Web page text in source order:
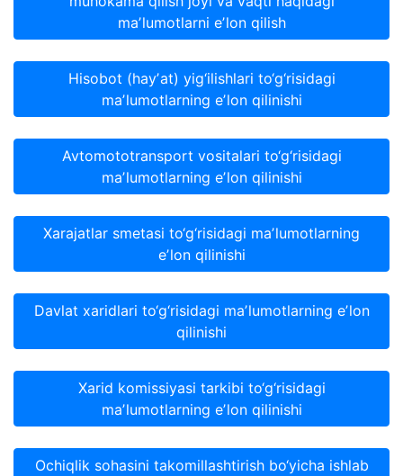
maʼlumotlarni eʼlon qilish
Hisobot (hayʼat) yig‘ilishlari to‘g‘risidagi
maʼlumotlarning eʼlon qilinishi
Avtomototransport vositalari to‘g‘risidagi
maʼlumotlarning eʼlon qilinishi
Xarajatlar smetasi to‘g‘risidagi maʼlumotlarning
eʼlon qilinishi
Davlat xaridlari to‘g‘risidagi maʼlumotlarning eʼlon
qilinishi
Xarid komissiyasi tarkibi to‘g‘risidagi
maʼlumotlarning eʼlon qilinishi
Ochiqlik sohasini takomillashtirish bo‘yicha ishlab